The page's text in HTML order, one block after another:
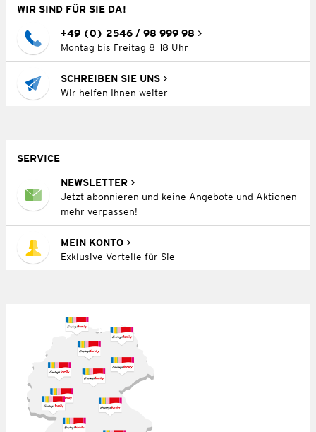
WIR SIND FÜR SIE DA!
+49 (0) 2546 / 98 999 98
Montag bis Freitag 8–18 Uhr
SCHREIBEN SIE UNS
Wir helfen Ihnen weiter
SERVICE
NEWSLETTER
Jetzt abonnieren und keine Angebote und Aktionen
mehr verpassen!
MEIN KONTO
Exklusive Vorteile für Sie